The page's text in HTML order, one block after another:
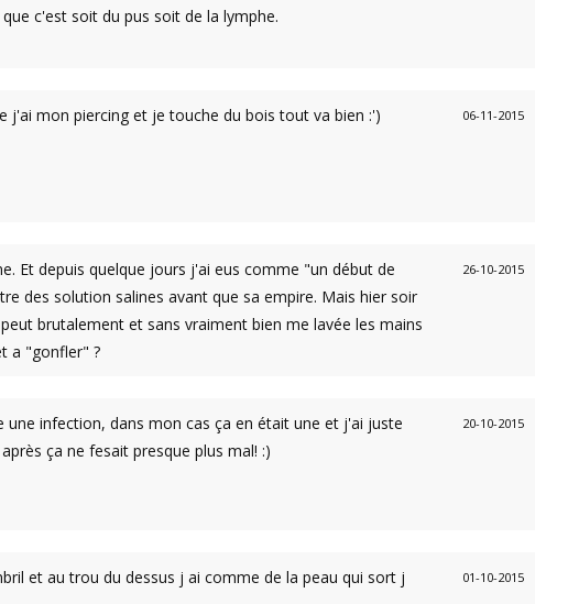
c'est soit du pus soit de la lymphe.
06-11-2015
j'ai mon piercing et je touche du bois tout va bien :')
26-10-2015
Et depuis quelque jours j'ai eus comme "un début de
des solution salines avant que sa empire. Mais hier soir
brutalement et sans vraiment bien me lavée les mains
a "gonfler" ?
20-10-2015
infection, dans mon cas ça en était une et j'ai juste
ça ne fesait presque plus mal! :)
01-10-2015
et au trou du dessus j ai comme de la peau qui sort j